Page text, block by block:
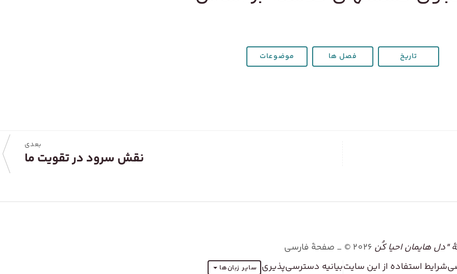
تاریخ فصل ها موضوعات
بعدی
نقش سرود در تقویت ما
هایمان احیا کُن 2026
© _ صفحۀ فارسی
شرایط استفاده از این سایتبیانیه دسترسی‌پذیری سایر زبان‌ها